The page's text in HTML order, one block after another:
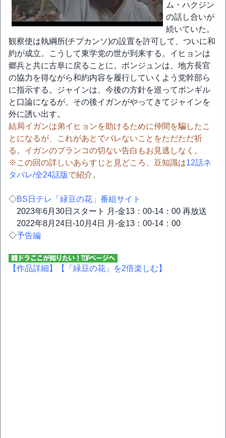
ム・ハクジン
の話し合いが
続いていた。
観察使は執綱所(チプカンソ)の設置を許可して、ついに和
約が成立。こうして東学党の世が到来する。イヒョンは
郷兵と共に古阜に戻ることに。ボンジュンは、地方長官
の協力を得ながら和約内容を履行していくよう党幹部ら
に指示する。ジャインは、今後の方針を巡ってボンギル
と口論になるが、その後イガンがやってきてジャインを
外に誘い出す。
結局イガンは弟イヒョンを助けるために仲間を騙したこ
とになるが、これがあとでバレないことをただただ祈
る。イガンのブランコの切ない告白もお見逃しなく。
※この回の詳しいあらすじと見どころ、豆知識は12話ネ
タバレ/全24話版で紹介。
◇BS日テレ「緑豆の花」番組サイト
2023年6月30日スタート 月-金13：00-14：00 再放送
2022年8月24日-10月4日 月-金13：00-14：00
◇予告編
【作品詳細】 【「緑豆の花」を2倍楽しむ】